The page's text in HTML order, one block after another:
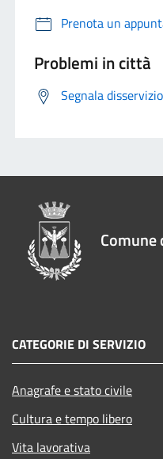
Prenota un
Problemi in città
Segnala disservizio
Comune
CATEGORIE DI SERVIZIO
Anagrafe e stato civile
Cultura e tempo libero
Vita lavorativa